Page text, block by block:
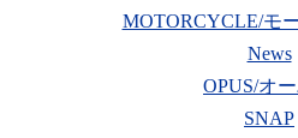
MOTORCYCLE/モ
News
OPUS/オ
SNAP